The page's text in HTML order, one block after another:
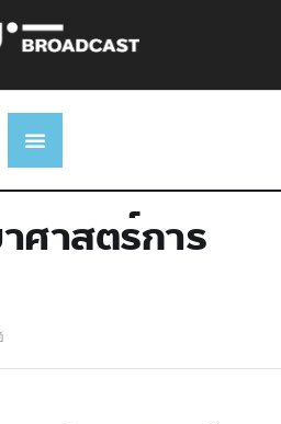
ศาสตร์การ